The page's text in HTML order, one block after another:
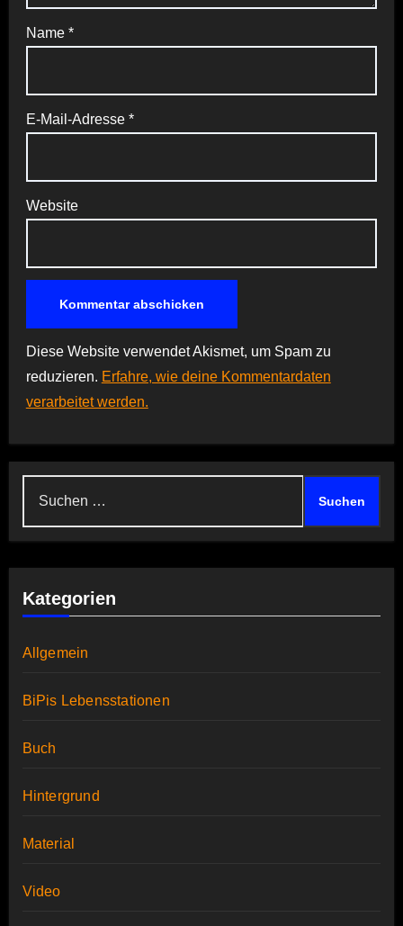
Name *
E-Mail-Adresse *
Website
Diese Website verwendet Akismet, um Spam zu
reduzieren. Erfahre, wie deine Kommentardaten
verarbeitet werden.
Kategorien
Allgemein
BiPis Lebensstationen
Buch
Hintergrund
Material
Video